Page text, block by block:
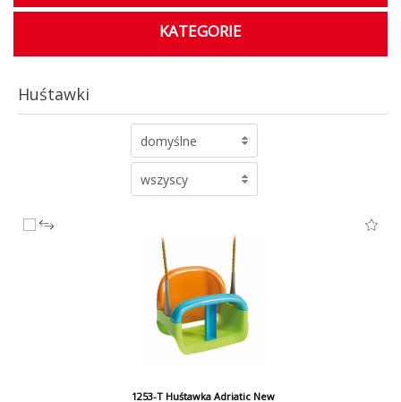
KATEGORIE
Huśtawki
domyślne
wszyscy
1253-T Huśtawka Adriatic New